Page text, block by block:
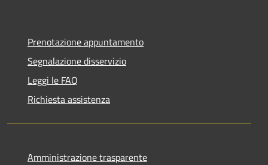
Prenotazione appuntamento
Segnalazione disservizio
Leggi le FAQ
Richiesta assistenza
Amministrazione trasparente